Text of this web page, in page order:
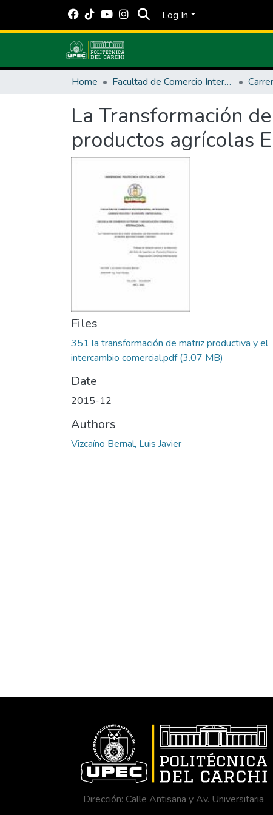
Log In
Home Facultad de Comercio Internacional, Integración, Administración y Economía Empresarial
La Transformación
productos agrícolas
Files
351 la transformación de matriz productiva y el
intercambio comercial.pdf(3.07 MB)
Date
2015-12
Authors
Vizcaíno Bernal, Luis Javier
Dirección: Calle Antisana y Av. Universitaria